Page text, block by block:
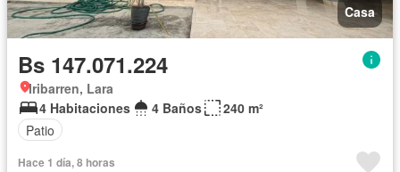
Casa
Bs 147.071.224
Iribarren, Lara
4 Habitaciones
4 Baños
240 m²
Patio
Hace 1 día, 8 horas